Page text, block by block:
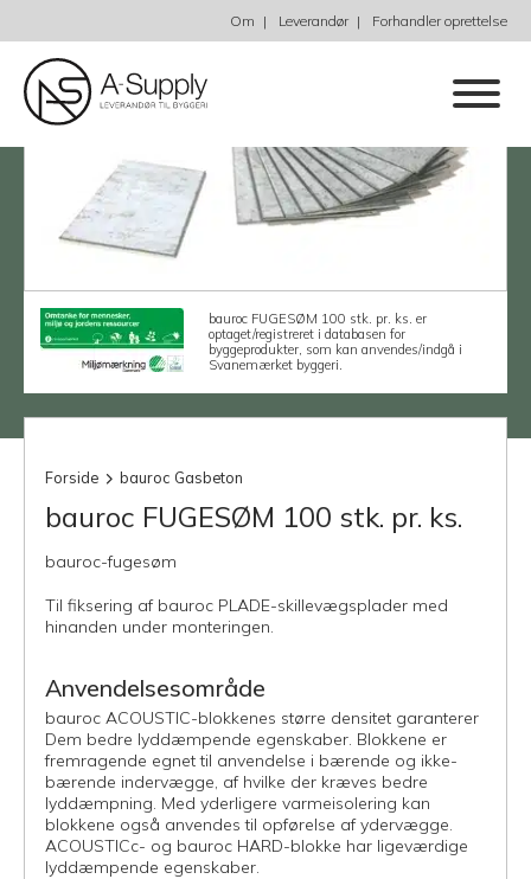
Om Leverandør Forhandler oprettelse
bauroc FUGESØM 100 stk. pr. ks. er
optaget/registreret i databasen for
byggeprodukter, som kan anvendes/indgå i
Svanemærket byggeri.
Forside bauroc Gasbeton
bauroc FUGESØM 100 stk. pr. ks.
bauroc-fugesøm
Til fiksering af bauroc PLADE-skillevægsplader med
hinanden under monteringen.
Anvendelsesområde
bauroc ACOUSTIC-blokkenes større densitet garanterer
Dem bedre lyddæmpende egenskaber. Blokkene er
fremragende egnet til anvendelse i bærende og ikke-
bærende indervægge, af hvilke der kræves bedre
lyddæmpning. Med yderligere varmeisolering kan
blokkene også anvendes til opførelse af ydervægge.
ACOUSTICc- og bauroc HARD-blokke har ligeværdige
lyddæmpende egenskaber.